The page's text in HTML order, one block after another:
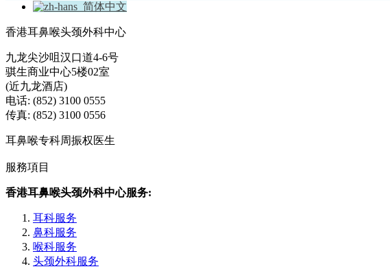
简体中文
香港耳鼻喉头颈外科中心
九龙尖沙咀汉口道4-6号
骐生商业中心5楼02室
(近九龙酒店)
电话: (852) 3100 0555
传真: (852) 3100 0556
耳鼻喉专科周振权医生
服務項目
香港耳鼻喉头颈外科中心服务:
耳科服务
鼻科服务
喉科服务
头颈外科服务